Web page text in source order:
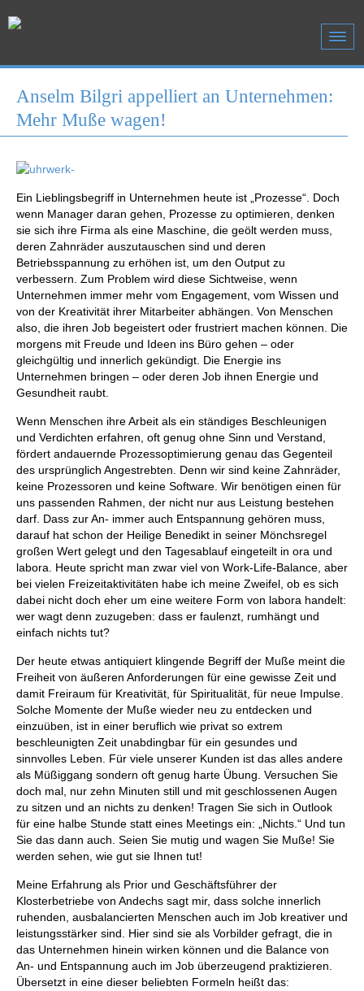
Anselm Bilgri appelliert an Unternehmen:
Mehr Muße wagen!
Ein Lieblingsbegriff in Unternehmen heute ist „Prozesse“. Doch
wenn Manager daran gehen, Prozesse zu optimieren, denken
sie sich ihre Firma als eine Maschine, die geölt werden muss,
deren Zahnräder auszutauschen sind und deren
Betriebsspannung zu erhöhen ist, um den Output zu
verbessern. Zum Problem wird diese Sichtweise, wenn
Unternehmen immer mehr vom Engagement, vom Wissen und
von der Kreativität ihrer Mitarbeiter abhängen. Von Menschen
also, die ihren Job begeistert oder frustriert machen können. Die
morgens mit Freude und Ideen ins Büro gehen – oder
gleichgültig und innerlich gekündigt. Die Energie ins
Unternehmen bringen – oder deren Job ihnen Energie und
Gesundheit raubt.
Wenn Menschen ihre Arbeit als ein ständiges Beschleunigen
und Verdichten erfahren, oft genug ohne Sinn und Verstand,
fördert andauernde Prozessoptimierung genau das Gegenteil
des ursprünglich Angestrebten. Denn wir sind keine Zahnräder,
keine Prozessoren und keine Software. Wir benötigen einen für
uns passenden Rahmen, der nicht nur aus Leistung bestehen
darf. Dass zur An- immer auch Entspannung gehören muss,
darauf hat schon der Heilige Benedikt in seiner Mönchsregel
großen Wert gelegt und den Tagesablauf eingeteilt in ora und
labora. Heute spricht man zwar viel von Work-Life-Balance, aber
bei vielen Freizeitaktivitäten habe ich meine Zweifel, ob es sich
dabei nicht doch eher um eine weitere Form von labora handelt:
wer wagt denn zuzugeben: dass er faulenzt, rumhängt und
einfach nichts tut?
Der heute etwas antiquiert klingende Begriff der Muße meint die
Freiheit von äußeren Anforderungen für eine gewisse Zeit und
damit Freiraum für Kreativität, für Spiritualität, für neue Impulse.
Solche Momente der Muße wieder neu zu entdecken und
einzuüben, ist in einer beruflich wie privat so extrem
beschleunigten Zeit unabdingbar für ein gesundes und
sinnvolles Leben. Für viele unserer Kunden ist das alles andere
als Müßiggang sondern oft genug harte Übung. Versuchen Sie
doch mal, nur zehn Minuten still und mit geschlossenen Augen
zu sitzen und an nichts zu denken! Tragen Sie sich in Outlook
für eine halbe Stunde statt eines Meetings ein: „Nichts.“ Und tun
Sie das dann auch. Seien Sie mutig und wagen Sie Muße! Sie
werden sehen, wie gut sie Ihnen tut!
Meine Erfahrung als Prior und Geschäftsführer der
Klosterbetriebe von Andechs sagt mir, dass solche innerlich
ruhenden, ausbalancierten Menschen auch im Job kreativer und
leistungsstärker sind. Hier sind sie als Vorbilder gefragt, die in
das Unternehmen hinein wirken können und die Balance von
An- und Entspannung auch im Job überzeugend praktizieren.
Übersetzt in eine dieser beliebten Formeln heißt das: